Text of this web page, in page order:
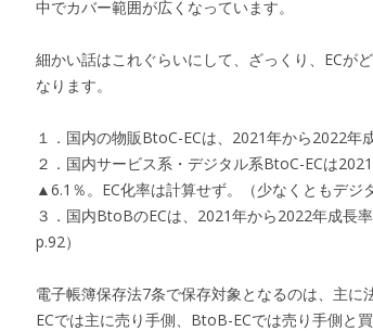
中でカバー範囲が広くなっています。
細かい話はこれぐらいにして、ざっくり、ECが
なります。
１．国内の物販BtoC-ECは、2021年から2022年
２．国内サービス系・デジタル系BtoC-ECは
▲6.1％。EC化率は計算せず。（少なくともデジ
３．国内BtoBのECは、2021年から2022年成長
p.92）
電子帳簿保存法7条で保存対象となるのは、主
ECでは主に売り手側、BtoB-ECでは売り手側と